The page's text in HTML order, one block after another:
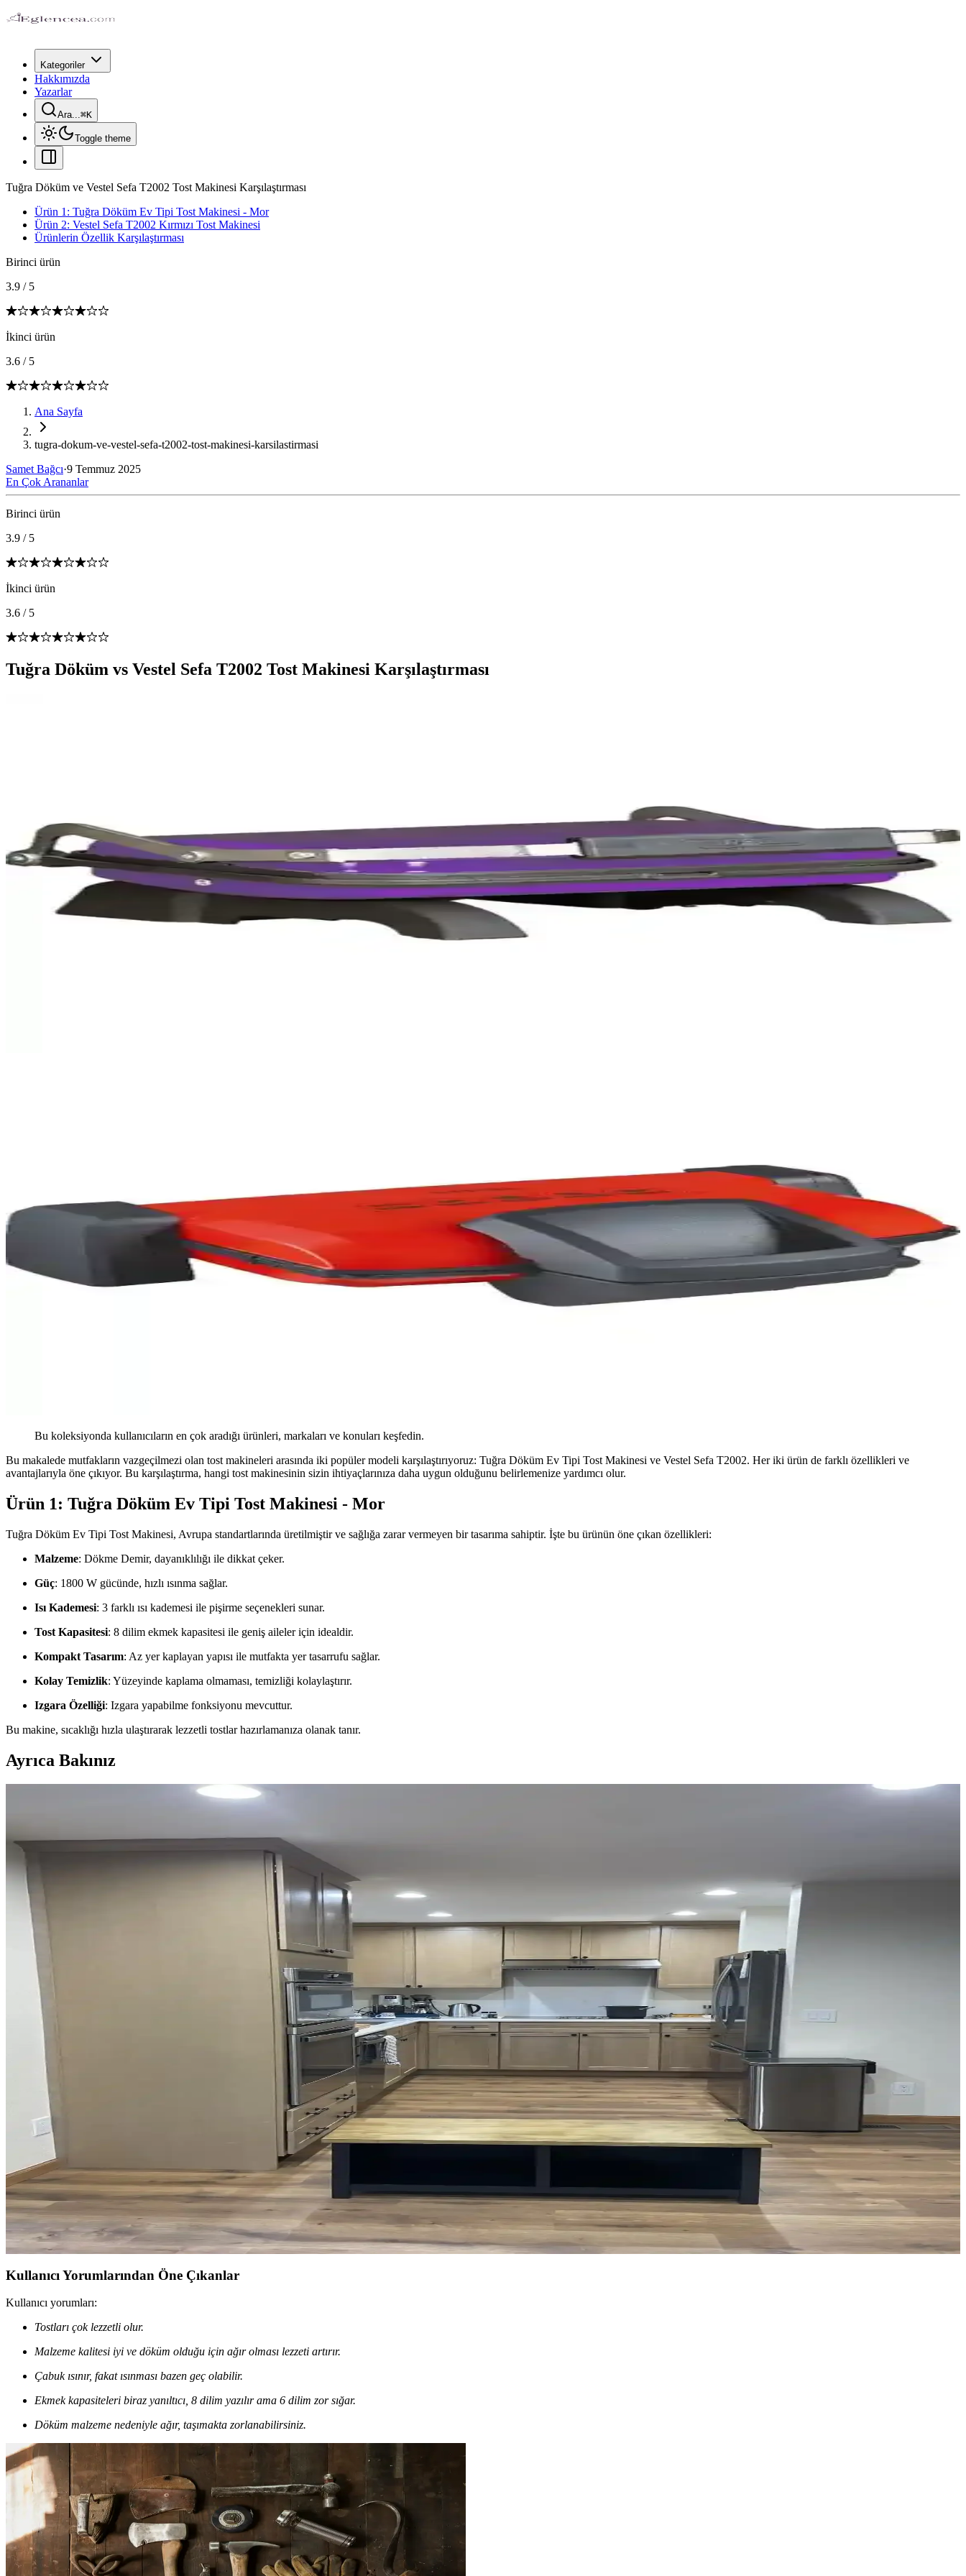
Kategoriler
Hakkımızda
Yazarlar
Ara...⌘K
Toggle theme
Tuğra Döküm ve Vestel Sefa T2002 Tost Makinesi Karşılaştırması
Ürün 1: Tuğra Döküm Ev Tipi Tost Makinesi - Mor
Ürün 2: Vestel Sefa T2002 Kırmızı Tost Makinesi
Ürünlerin Özellik Karşılaştırması
Birinci ürün
3.9 / 5
İkinci ürün
3.6 / 5
Ana Sayfa
tugra-dokum-ve-vestel-sefa-t2002-tost-makinesi-karsilastirmasi
Samet Bağcı·9 Temmuz 2025
En Çok Arananlar
Birinci ürün
3.9 / 5
İkinci ürün
3.6 / 5
Tuğra Döküm vs Vestel Sefa T2002 Tost Makinesi Karşılaştırması
Bu koleksiyonda kullanıcıların en çok aradığı ürünleri, markaları ve konuları keşfedin.
Bu makalede mutfakların vazgeçilmezi olan tost makineleri arasında iki popüler modeli karşılaştırıyoruz: Tuğra Döküm Ev Tipi Tost Makinesi ve Vestel Sefa T2002. Her iki ürün de farklı özellikleri ve
avantajlarıyla öne çıkıyor. Bu karşılaştırma, hangi tost makinesinin sizin ihtiyaçlarınıza daha uygun olduğunu belirlemenize yardımcı olur.
Ürün 1: Tuğra Döküm Ev Tipi Tost Makinesi - Mor
Tuğra Döküm Ev Tipi Tost Makinesi, Avrupa standartlarında üretilmiştir ve sağlığa zarar vermeyen bir tasarıma sahiptir. İşte bu ürünün öne çıkan özellikleri:
Malzeme: Dökme Demir, dayanıklılığı ile dikkat çeker.
Güç: 1800 W gücünde, hızlı ısınma sağlar.
Isı Kademesi: 3 farklı ısı kademesi ile pişirme seçenekleri sunar.
Tost Kapasitesi: 8 dilim ekmek kapasitesi ile geniş aileler için idealdir.
Kompakt Tasarım: Az yer kaplayan yapısı ile mutfakta yer tasarrufu sağlar.
Kolay Temizlik: Yüzeyinde kaplama olmaması, temizliği kolaylaştırır.
Izgara Özelliği: Izgara yapabilme fonksiyonu mevcuttur.
Bu makine, sıcaklığı hızla ulaştırarak lezzetli tostlar hazırlamanıza olanak tanır.
Ayrıca Bakınız
Mutfak Tezgah Arkası Montajında Doğru Hizalama Yöntemleri ve Avantajları
Mutfak Köşesini Fonksiyonel ve Estetik Hale Getirme Pratik Düzenleme Yöntemleri
Mutfak köşenizi düzenlerken gereksiz eşyalardan kurtulmak, bitkileri doğru konumlandırmak ve askı sistemleri kullanmak işlevsellik ve estetik sağlar. Alanı işlevsel gruplarla düzenlemek önemlidir.
Mutfak Tezgah Arkası Seçiminde Renk, Stil ve Fonksiyonellik Dengesi
Mutfak tezgah arkası seçiminde gri dolapların alt tonları, renk uyumu, desen seçimi ve malzeme fonksiyonelliği önem taşır. Mermer, cam ve taş malzemeler estetik ve dayanıklılık açısından değerlendirilir.
Mutfak Tezgah Arkası Seçiminde Granit ve Seramik Karoların Estetik ve İşlevsel Karşılaştırması
Mutfak tezgah arkası seçiminde granit ve seramik karoların estetik ve işlevsel avantajları karşılaştırılıyor. Tasarımda denge, renk uyumu ve uzun vadeli kullanım ön planda tutuluyor.
Mutfak Pencereleri İçin Fonksiyonel ve Estetik Perde Seçenekleri ve Montaj Yöntemleri
Mutfak pencerelerinin tasarımına uygun perde seçimi, ışık kontrolü ve kullanım kolaylığı sağlar. Roman storlar, kafe perdeleri ve entegre sistemler, estetik ve fonksiyonel çözümler sunar.
Mutfak Dolapları İçin Uygun Boya Rengi Seçimi ve Uygulama İpuçları
Mutfak dolapları için renk seçimi, yüzey hazırlığı ve boya uygulama teknikleri detaylıca ele alınmıştır. Mekanın ışık ve renk uyumu göz önünde bulundurularak, dayanıklı ve estetik sonuçlar için öneriler
sunulmaktadır.
Siyah, Gri ve Beyaz Granit Tezgahlarla Uyumlu Dolap Boya Renkleri ve Dekorasyon Önerileri
Siyah, gri ve beyaz granit tezgahlarla uyumlu dolap renkleri beyaz, yumuşak yeşil ve koyu tonlar arasında değişir. Doğru boya ve dekorasyonla mutfak estetik ve fonksiyonel hale gelir.
Küçük Mutfaklarda Tezgah Alanını Artırmaya Yönelik Pratik Mobilya ve Düzenleme Çözümleri
Küçük mutfaklarda tezgah alanı yetersizliği, hareketli tezgahlar, duvara monte raflar ve işlevsel dolaplarla aşılabilir. Doğru düzenleme mutfak işlevselliğini artırır ve alanı verimli kullanmayı sağlar.
Kullanıcı Yorumlarından Öne Çıkanlar
Kullanıcı yorumları:
Tostları çok lezzetli olur.
Malzeme kalitesi iyi ve döküm olduğu için ağır olması lezzeti artırır.
Çabuk ısınır, fakat ısınması bazen geç olabilir.
Ekmek kapasiteleri biraz yanıltıcı, 8 dilim yazılır ama 6 dilim zor sığar.
Döküm malzeme nedeniyle ağır, taşımakta zorlanabilirsiniz.